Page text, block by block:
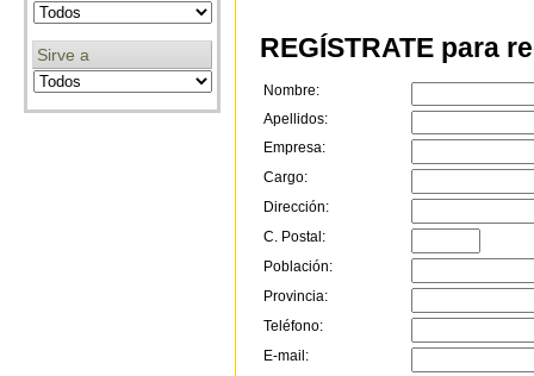
Sirve a REGÍSTRATE para
Nombre:
Apellidos:
Empresa:
Cargo:
Dirección:
C. Postal:
Población:
Provincia:
Teléfono:
E-mail: